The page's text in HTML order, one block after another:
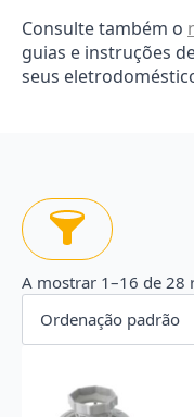
Consulte também o
guias e instruções
seus
A mostrar 1–16 de 28